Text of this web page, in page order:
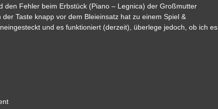
Fehler beim Erbstück (Piano – Legnica) der Großmutter
Taste knapp vor dem Bleieinsatz hat zu einem Spiel &
und es funktioniert (derzeit), überlege jedoch, ob ich es